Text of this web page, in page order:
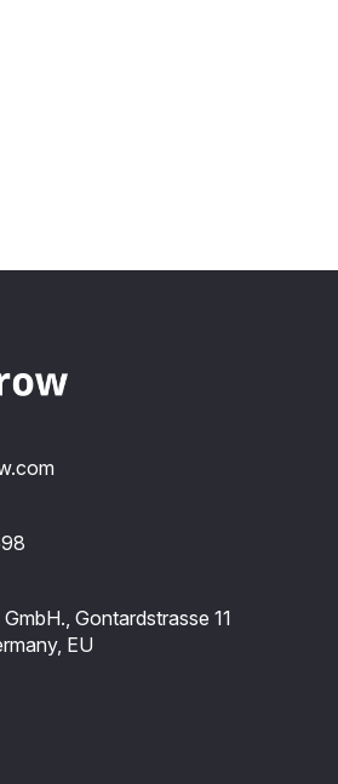
Gontardstrasse 11
EU